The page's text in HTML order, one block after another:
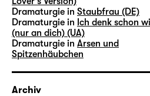
Dramaturgie in Staubfrau (DE)
Dramaturgie in Ich denk schon
(nur an dich) (UA)
Dramaturgie in Arsen und
Spitzenhäubchen
Archiv